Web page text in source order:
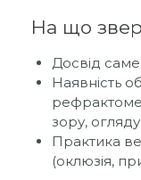
На що
Досвід саме
Наявність
зору,
Практика
(оклюзія,